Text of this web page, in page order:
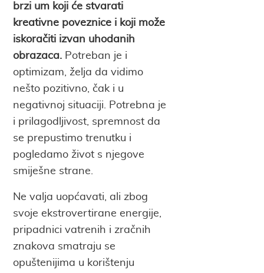
brzi um koji će stvarati
kreativne poveznice i koji može
iskoračiti izvan uhodanih
obrazaca. Potreban je i
optimizam, želja da vidimo
nešto pozitivno, čak i u
negativnoj situaciji. Potrebna je
i prilagodljivost, spremnost da
se prepustimo trenutku i
pogledamo život s njegove
smiješne strane.
Ne valja uopćavati, ali zbog
svoje ekstrovertirane energije,
pripadnici vatrenih i zračnih
znakova smatraju se
opuštenijima u korištenju